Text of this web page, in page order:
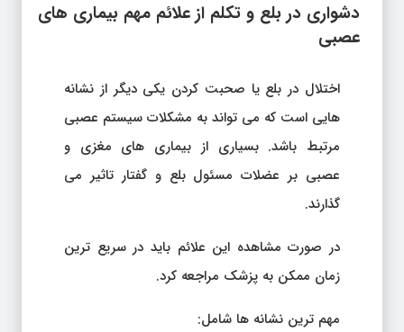
دشواری در بلع و تکلم از علائم مهم بیماری های
عصبی
اختلال در بلع یا صحبت کردن یکی دیگر از نشانه
هایی است که می تواند به مشکلات سیستم عصبی
مرتبط باشد. بسیاری از بیماری های مغزی و
عصبی بر عضلات مسئول بلع و گفتار تاثیر می
گذارند.
در صورت مشاهده این علائم باید در سریع ترین
زمان ممکن به پزشک مراجعه کرد.
مهم ترین نشانه ها شامل: